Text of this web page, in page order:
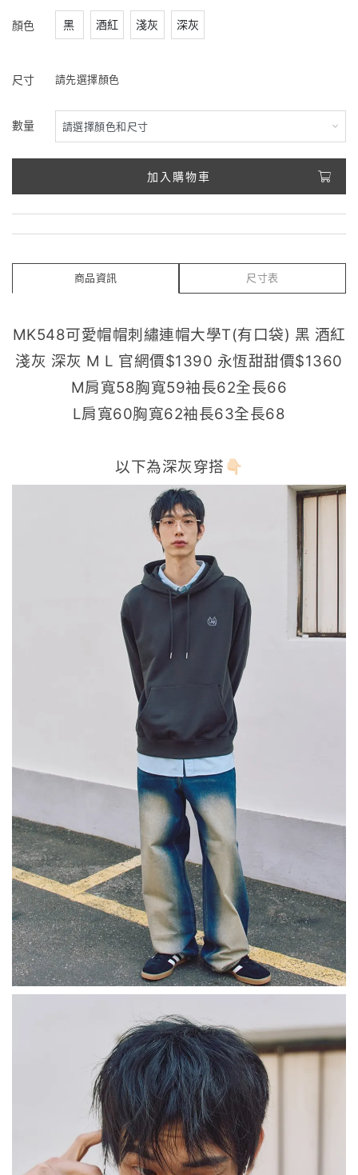
顏色 黑 酒紅 淺灰 深灰
尺寸 請先選擇顏色
數量
加入購物車
商品資訊 尺寸表
MK548可愛帽帽刺繡連帽大學T(有口袋) 黑 酒紅
淺灰 深灰 M L 官網價$1390 永恆甜甜價$1360
M肩寬58胸寬59袖長62全長66
L肩寬60胸寬62袖長63全長68
以下為深灰穿搭👇🏻